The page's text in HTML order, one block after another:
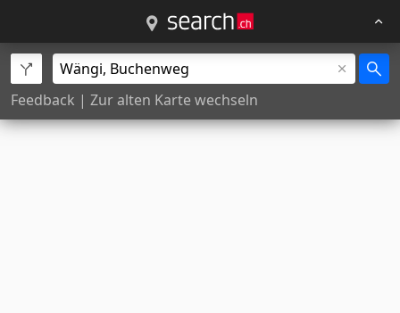
Feedback | Zur alten Karte wechseln